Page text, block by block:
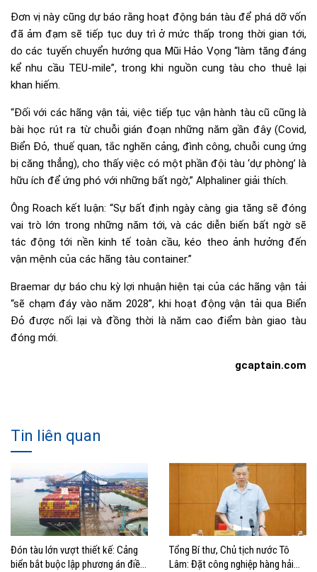
Đơn vị này cũng dự báo rằng hoạt động bán tàu để phá dỡ vốn
đã ảm đạm sẽ tiếp tục duy trì ở mức thấp trong thời gian tới,
do các tuyến chuyển hướng qua Mũi Hảo Vọng “làm tăng đáng
kể nhu cầu TEU-mile”, trong khi nguồn cung tàu cho thuê lại
khan hiếm.
“Đối với các hãng vận tải, việc tiếp tục vận hành tàu cũ cũng là
bài học rút ra từ chuỗi gián đoạn những năm gần đây (Covid,
Biển Đỏ, thuế quan, tắc nghẽn cảng, đình công, chuỗi cung ứng
bị căng thẳng), cho thấy việc có một phần đội tàu ‘dự phòng’ là
hữu ích để ứng phó với những bất ngờ,” Alphaliner giải thích.
Ông Roach kết luận: “Sự bất định ngày càng gia tăng sẽ đóng
vai trò lớn trong những năm tới, và các diễn biến bất ngờ sẽ
tác động tới nền kinh tế toàn cầu, kéo theo ảnh hưởng đến
vận mệnh của các hãng tàu container.”
Braemar dự báo chu kỳ lợi nhuận hiện tại của các hãng vận tải
“sẽ chạm đáy vào năm 2028”, khi hoạt động vận tải qua Biển
Đỏ được nối lại và đồng thời là năm cao điểm bàn giao tàu
đóng mới.
gcaptain.com
Tin liên quan
Đón tàu lớn vượt thiết kế: Cảng
biển bắt buộc lập phương án điều
Tổng Bí thư, Chủ tịch nước Tô
Lâm: Đặt công nghiệp hàng hải